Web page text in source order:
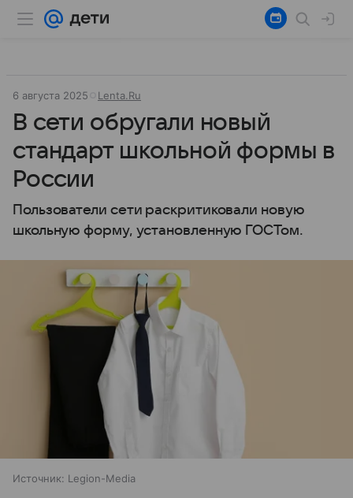
6 августа 2025 Lenta.Ru
В сети обругали новый
стандарт школьной формы в
России
Пользователи сети раскритиковали новую
школьную форму, установленную ГОСТом.
Источник: Legion-Media